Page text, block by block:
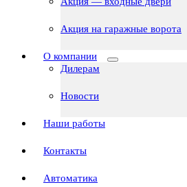
Акция на гаражные ворота
О компании
Дилерам
Новости
Наши работы
Контакты
Автоматика